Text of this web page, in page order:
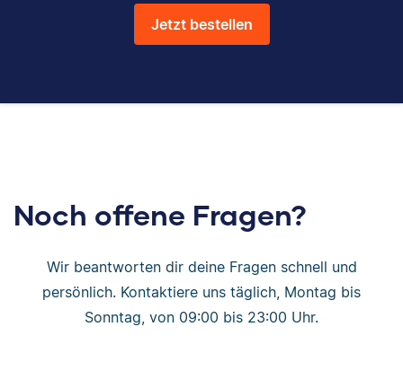
Jetzt bestellen
Noch offene Fragen?
Wir beantworten dir deine Fragen schnell und
persönlich. Kontaktiere uns täglich, Montag bis
Sonntag, von 09:00 bis 23:00 Uhr.